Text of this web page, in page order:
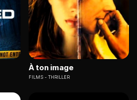
À ton image
FILMS THRILLER